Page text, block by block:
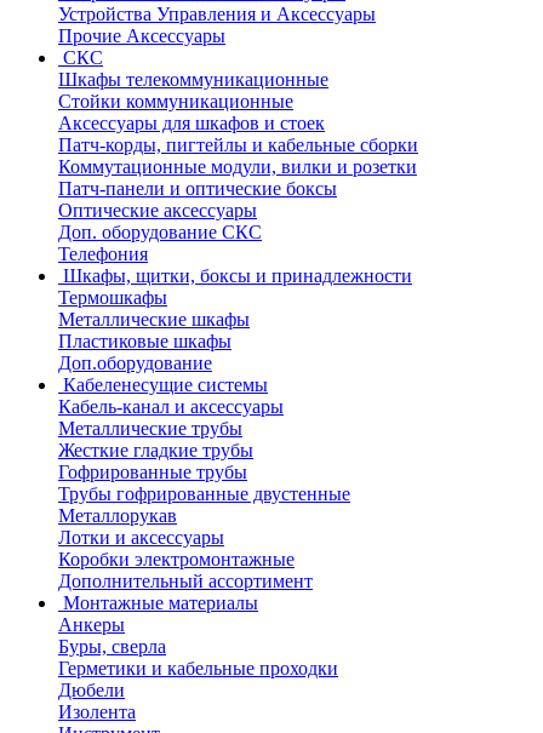
Устройства Управления и Аксессуары
Прочие Аксессуары
СКС
Шкафы телекоммуникационные
Стойки коммуникационные
Аксессуары для шкафов и стоек
Патч-корды, пигтейлы и кабельные сборки
Коммутационные модули, вилки и розетки
Патч-панели и оптические боксы
Оптические аксессуары
Доп. оборудование СКС
Телефония
Шкафы, щитки, боксы и принадлежности
Термошкафы
Металлические шкафы
Пластиковые шкафы
Доп.оборудование
Кабеленесущие системы
Кабель-канал и аксессуары
Металлические трубы
Жесткие гладкие трубы
Гофрированные трубы
Трубы гофрированные двустенные
Металлорукав
Лотки и аксессуары
Коробки электромонтажные
Дополнительный ассортимент
Монтажные материалы
Анкеры
Буры, сверла
Герметики и кабельные проходки
Дюбели
Изолента